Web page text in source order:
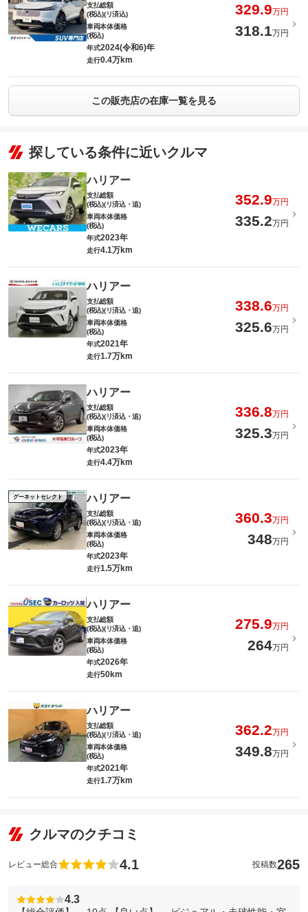
支払総額
(税込)(リ済込)
329.9万円
車両本体価格
(税込)
318.1万円
年式2024(令和6)年
走行0.4万km
この販売店の在庫一覧を見る
探している条件に近いクルマ
ハリアー
支払総額
(税込)(リ済込・追)
352.9万円
車両本体価格
(税込)
335.2万円
年式2023年
走行4.1万km
ハリアー
支払総額
(税込)(リ済込・追)
338.6万円
車両本体価格
(税込)
325.6万円
年式2021年
走行1.7万km
ハリアー
支払総額
(税込)(リ済込・追)
336.8万円
車両本体価格
(税込)
325.3万円
年式2023年
走行4.4万km
グーネットセレクト ハリアー
支払総額
(税込)(リ済込・追)
360.3万円
車両本体価格
(税込)
348万円
年式2023年
走行1.5万km
ハリアー
支払総額
(税込)(リ済込・追)
275.9万円
車両本体価格
(税込)
264万円
年式2026年
走行50km
ハリアー
支払総額
(税込)(リ済込・追)
362.2万円
車両本体価格
(税込)
349.8万円
年式2021年
走行1.7万km
クルマのクチコミ
レビュー総合 4.1 投稿数265
4.3